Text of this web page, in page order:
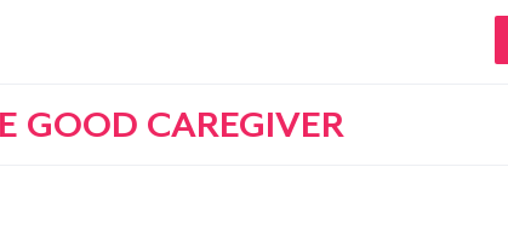
GOOD CAREGIVER